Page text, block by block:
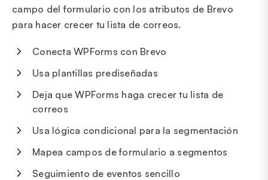
campo del formulario con los atributos de Brevo
para hacer crecer tu lista de correos.
Conecta WPForms con Brevo
Usa plantillas prediseñadas
Deja que WPForms haga crecer tu lista de
correos
Usa lógica condicional para la segmentación
Mapea campos de formulario a segmentos
Seguimiento de eventos sencillo